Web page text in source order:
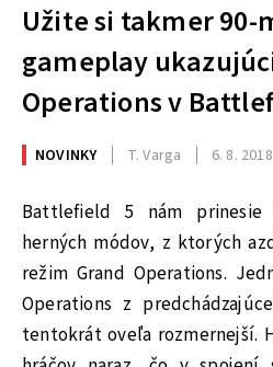
Užite si takmer
gameplay
Operations v
NOVINKY T. Varga 6. 8. 2018
Battlefield 5 nám prinesie
herných módov, z ktorých
režim Grand Operations.
Operations z
tentokrát oveľa rozmernejší.